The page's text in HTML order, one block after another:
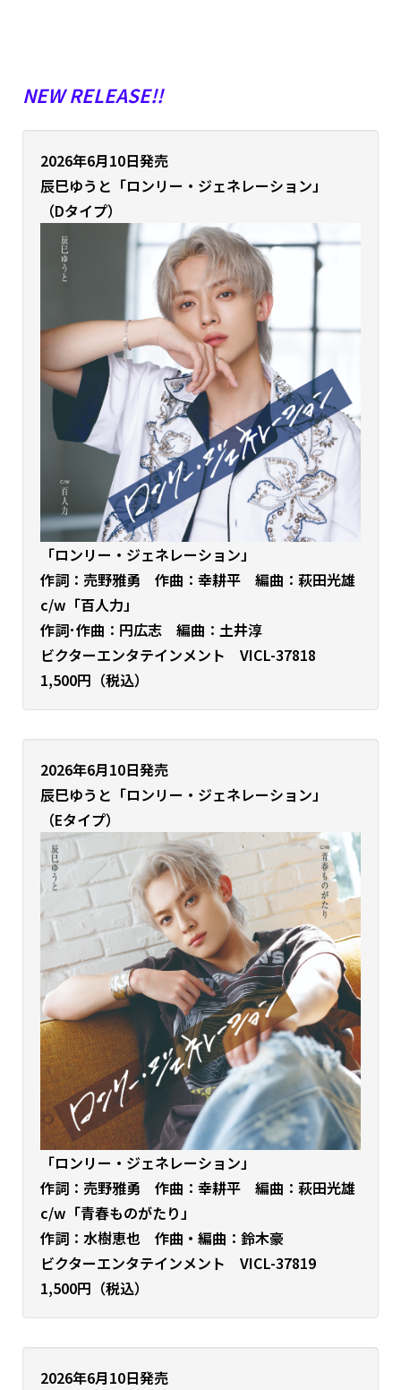
NEW RELEASE!!
2026年6月10日発売
辰巳ゆうと 「ロンリー・ジェネレーション」
（Dタイプ）
「ロンリー・ジェネレーション」
作詞：売野雅勇 作曲：幸耕平 編曲：萩田光雄
c/w「百人力」
作詞･作曲：円広志 編曲：土井淳
ビクターエンタテインメント VICL-37818
1,500円（税込）
2026年6月10日発売
辰巳ゆうと 「ロンリー・ジェネレーション」
（Eタイプ）
「ロンリー・ジェネレーション」
作詞：売野雅勇 作曲：幸耕平 編曲：萩田光雄
c/w「青春ものがたり」
作詞：水樹恵也 作曲・編曲：鈴木豪
ビクターエンタテインメント VICL-37819
1,500円（税込）
2026年6月10日発売